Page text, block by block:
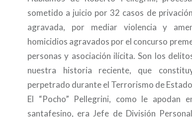
sometido a juicio por 32 casos de
agravada, por mediar violencia y
homicidios agravados por el concurso
personas y asociación ilícita. Son los
nuestra historia reciente, que
perpetrado durante el Terrorismo de
El “Pocho” Pellegrini, como le apodan
santafesino, era Jefe de División